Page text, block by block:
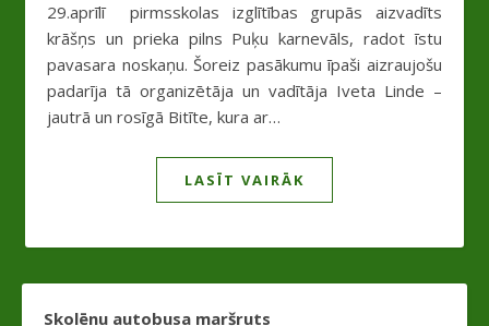
29.aprīlī pirmsskolas izglītības grupās aizvadīts
krāšņs un prieka pilns Puķu karnevāls, radot īstu
pavasara noskaņu. Šoreiz pasākumu īpaši aizraujošu
padarīja tā organizētāja un vadītāja Iveta Linde –
jautrā un rosīgā Bitīte, kura ar…
LASĪT VAIRĀK
Skolēnu autobusa maršruts